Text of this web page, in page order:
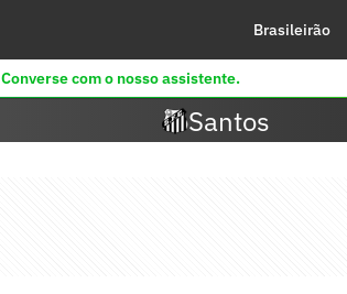
Brasileirão
Converse com o nosso assistente.
Santos